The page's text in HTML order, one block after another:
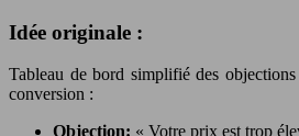
Idée originale :
Tableau de bord simplifié des
conversion :
Objection: « Votre prix est trop